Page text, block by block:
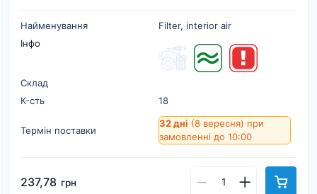
Найменування
Filter, interior air
Інфо
Склад
К-cть
18
Термін поставки
32 дні (8 вересня) при
замовленні до 10:00
237,78 грн